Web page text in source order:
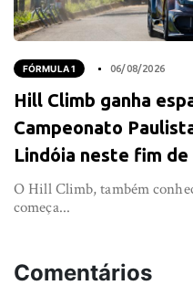
FÓRMULA 1 06/08/2026
Hill Climb ganha
Campeonato
Lindóia neste fim de
O Hill Climb, também
começa...
Comentários